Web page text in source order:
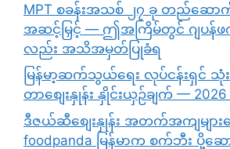
MPT စခန်းအသစ် ၂၇ ခု တည်ဆော
အဆင့်မြှင့် — ဤအကြိမ်တွင် ဂျပန်ဖ
လည်း အသိအမှတ်ပြုခံရ
မြန်မာ့ဆက်သွယ်ရေး လုပ်ငန်းရှင် သုံ
တာစျေးနှုန်း နှိုင်းယှဉ်ချက် —
ဒီဇယ်ဆီစျေးနှုန်း အတက်အကျများန
foodpanda မြန်မာက စက်ဘီး ပို့ဆ